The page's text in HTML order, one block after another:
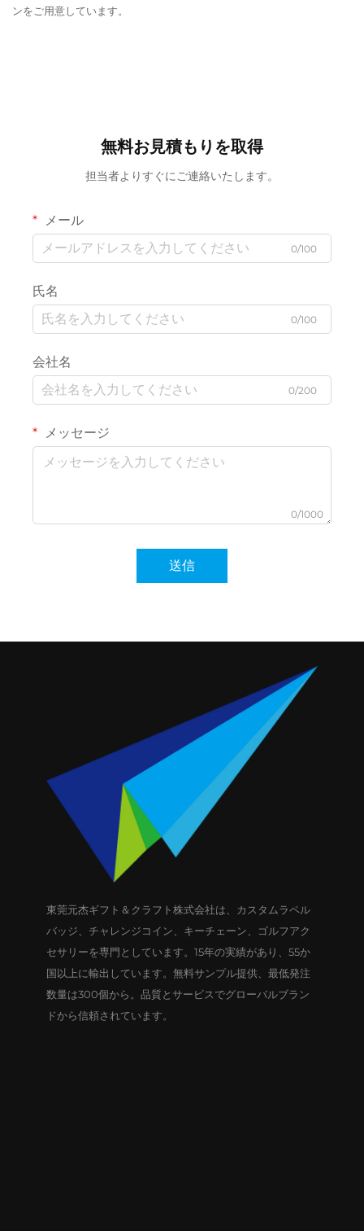
ンをご用意しています。
無料お見積もりを取得
担当者よりすぐにご連絡いたします。
メール
0/100
氏名
0/100
会社名
0/200
メッセージ
0/1000
送信
東莞元杰ギフト＆クラフト株式会社は、カスタムラペル
バッジ、チャレンジコイン、キーチェーン、ゴルフアク
セサリーを専門としています。15年の実績があり、55か
国以上に輸出しています。無料サンプル提供、最低発注
数量は300個から。品質とサービスでグローバルブラン
ドから信頼されています。